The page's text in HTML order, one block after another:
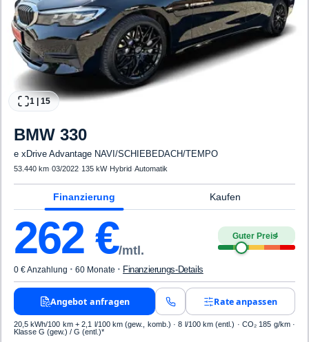
1 15
BMW 330
e xDrive Advantage NAVI/SCHIEBEDACH/TEMPO
53.440 km·03/2022· 135 kW· Hybrid·Automatik
Finanzierung Kaufen
262 €/mtl.
Guter Preis4
0 € Anzahlung · 60 Monate · Finanzierungs-Details
Angebot anfragen Rate anpassen
20,5 kWh/100 km + 2,1 l/100 km (gew., komb.) · 8 l/100 km (entl.) · CO₂ 185 g/km ·
Klasse G (gew.) / G (entl.)*